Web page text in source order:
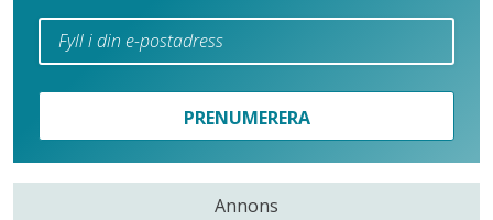
PRENUMERERA
Annons